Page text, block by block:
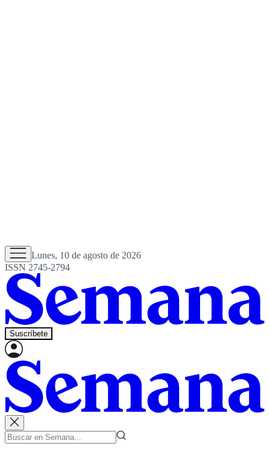
Lunes, 10 de agosto de 2026
ISSN 2745-2794
Suscríbete